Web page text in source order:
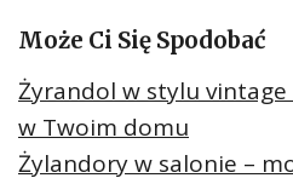
Może Ci Się Spodobać
Żyrandol w stylu vintage
w Twoim domu
Żylandory w salonie –